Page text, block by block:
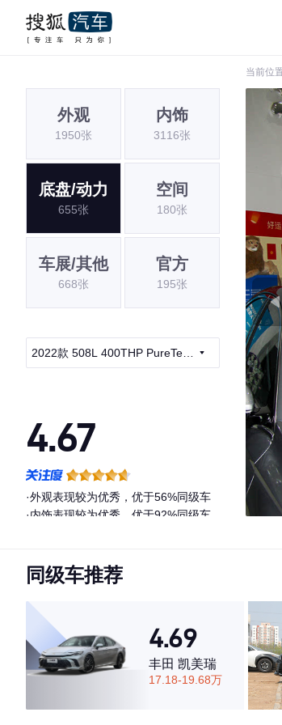
当前位
外观
1950张
内饰
3116张
底盘/动力
655张
空间
180张
车展/其他
668张
官方
195张
2022款 508L 400THP PureTech
4.67
·外观表现较为优秀，优于56%同级车
·内饰表现较为优秀，优于92%同级车
同级车推荐
4.69
丰田 凯美瑞
17.18-19.68万